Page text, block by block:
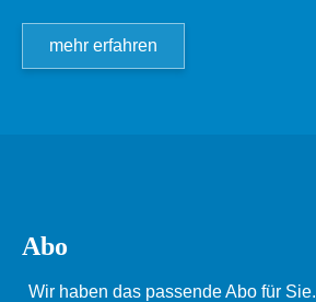
mehr erfahren
Abo
Wir haben das passende Abo für Sie.